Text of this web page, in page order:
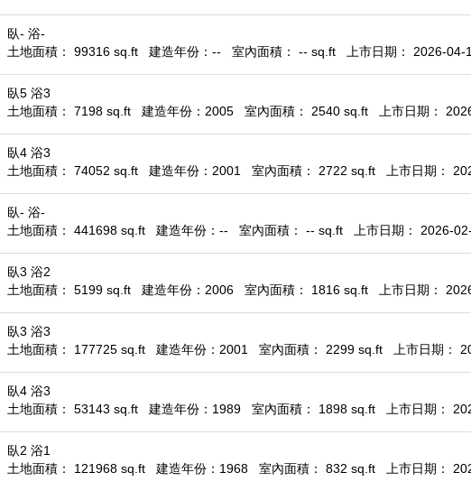
臥- 浴-
土地面積： 99316 sq.ft
建造年份：-- 室內面積： -- sq.ft 上市日期： 2026-04-
臥5 浴3
土地面積： 7198 sq.ft
建造年份：2005 室內面積： 2540 sq.ft 上市日期：
臥4 浴3
土地面積： 74052 sq.ft
建造年份：2001 室內面積： 2722 sq.ft 上市日期：
臥- 浴-
土地面積： 441698 sq.ft
建造年份：-- 室內面積： -- sq.ft 上市日期： 2026-
臥3 浴2
土地面積： 5199 sq.ft
建造年份：2006 室內面積： 1816 sq.ft 上市日期：
臥3 浴3
土地面積： 177725 sq.ft
建造年份：2001 室內面積： 2299 sq.ft 上市日期：
臥4 浴3
土地面積： 53143 sq.ft
建造年份：1989 室內面積： 1898 sq.ft 上市日期：
臥2 浴1
土地面積： 121968 sq.ft
建造年份：1968 室內面積： 832 sq.ft 上市日期：